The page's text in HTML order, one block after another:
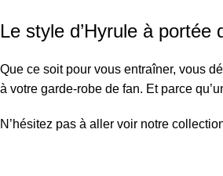
Le style d’Hyrule à
Que ce soit pour vous entraîner, vous
à votre garde-robe de fan. Et parce
N’hésitez pas à aller voir notre